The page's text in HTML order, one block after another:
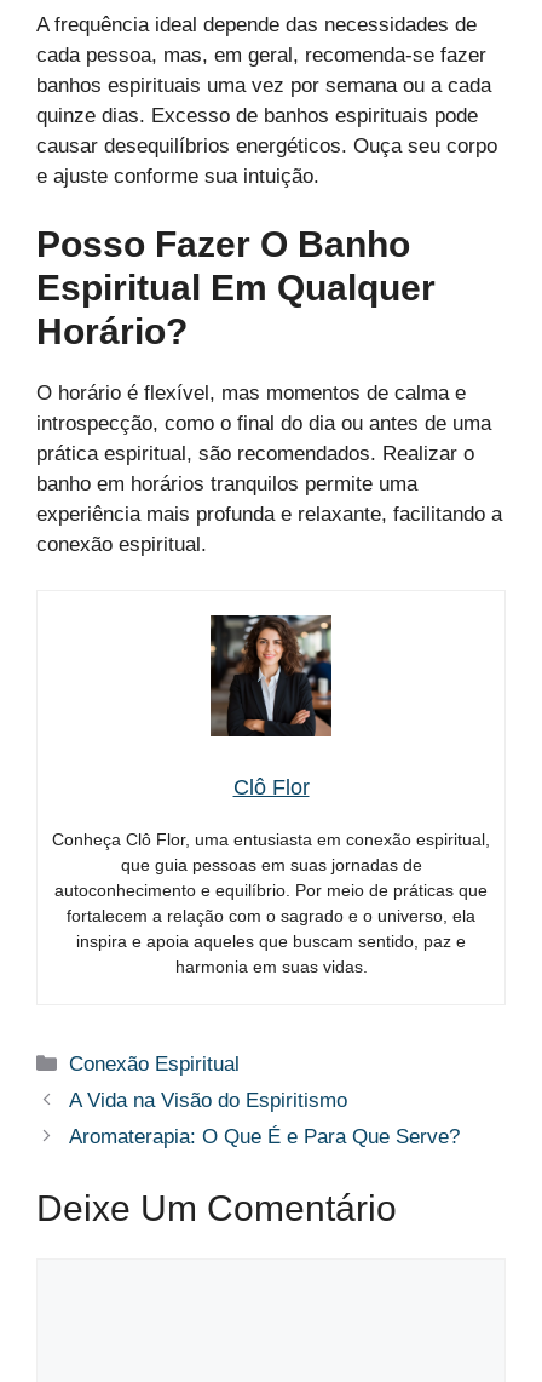
A frequência ideal depende das necessidades de
cada pessoa, mas, em geral, recomenda-se fazer
banhos espirituais uma vez por semana ou a cada
quinze dias. Excesso de banhos espirituais pode
causar desequilíbrios energéticos. Ouça seu corpo
e ajuste conforme sua intuição.
Posso Fazer O Banho
Espiritual Em Qualquer
Horário?
O horário é flexível, mas momentos de calma e
introspecção, como o final do dia ou antes de uma
prática espiritual, são recomendados. Realizar o
banho em horários tranquilos permite uma
experiência mais profunda e relaxante, facilitando a
conexão espiritual.
Clô Flor
Conheça Clô Flor, uma entusiasta em conexão espiritual,
que guia pessoas em suas jornadas de
autoconhecimento e equilíbrio. Por meio de práticas que
fortalecem a relação com o sagrado e o universo, ela
inspira e apoia aqueles que buscam sentido, paz e
harmonia em suas vidas.
Categorias
Conexão Espiritual
A Vida na Visão do Espiritismo
Aromaterapia: O Que É e Para Que Serve?
Deixe Um Comentário